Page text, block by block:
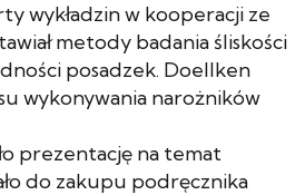
wykładzin w kooperacji ze
metody badania śliskości
posadzek. Doellken
wykonywania narożników
prezentację na temat
do zakupu podręcznika